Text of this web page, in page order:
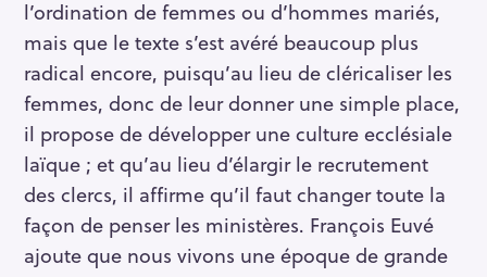
l’ordination de femmes ou d’hommes mariés,
mais que le texte s’est avéré beaucoup plus
radical encore, puisqu’au lieu de cléricaliser les
femmes, donc de leur donner une simple place,
il propose de développer une culture ecclésiale
laïque ; et qu’au lieu d’élargir le recrutement
des clercs, il affirme qu’il faut changer toute la
façon de penser les ministères. François Euvé
ajoute que nous vivons une époque de grande